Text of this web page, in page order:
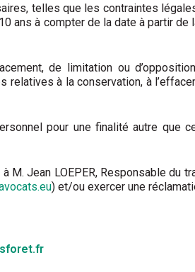
telles que les contraintes
à compter de la date à partir de
de limitation ou
à la conservation, à
pour une finalité autre que
M. Jean LOEPER, Responsable du
) et/ou exercer une